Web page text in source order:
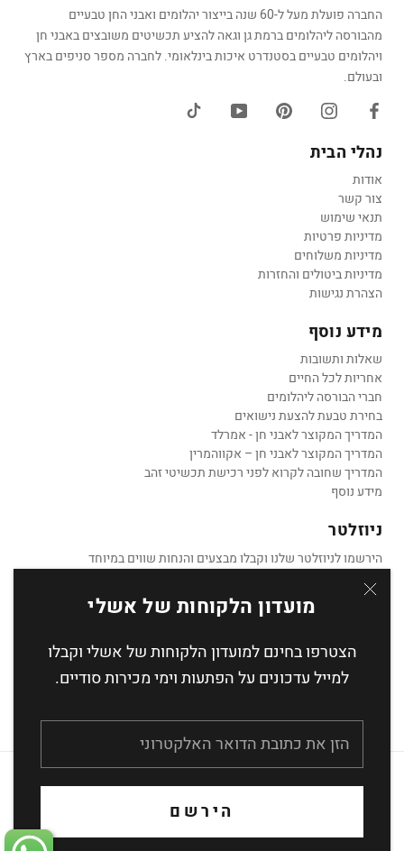
מועדון הלקוחות של אשלי
הצטרפו בחינם למועדון הלקוחות של אשלי וקבלו
למייל עדכונים על הפתעות וימי מכירות סודיים.
הירשם
החברה פועלת מעל ל-60 שנה בייצור יהלומים ואבני החן טבעיים
מהבורסה ליהלומים ברמת גן וגאה להציע תכשיטים משובצים באבני חן
ויהלומים טבעיים בסטנדרט איכות בינלאומי. לחברה מספר סניפים בארץ
ובעולם.
נהלי הבית
אודות
צור קשר
תנאי שימוש
מדיניות פרטיות
מדיניות משלוחים
מדיניות ביטולים והחזרות
הצהרת נגישות
מידע נוסף
שאלות ותשובות
אחריות לכל החיים
חברי הבורסה ליהלומים
בחירת טבעת להצעת נישואים
המדריך המקוצר לאבני חן - אמרלד
המדריך המקוצר לאבני חן – אקווהמרין
המדריך שחובה לקרוא לפני רכישת תכשיטי זהב
מידע נוסף
ניוזלטר
הירשמו לניוזלטר שלנו וקבלו מבצעים והנחות שווים במיוחד
הצטרף
העסקה מאובטחת באמצעות הצפנת SSL